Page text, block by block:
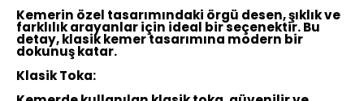
Kemerin özel tasarımındaki örgü desen, şıklık ve
farklılık arayanlar için ideal bir seçenektir. Bu
detay, klasik kemer tasarımına modern bir
dokunuş katar.
Klasik Toka: